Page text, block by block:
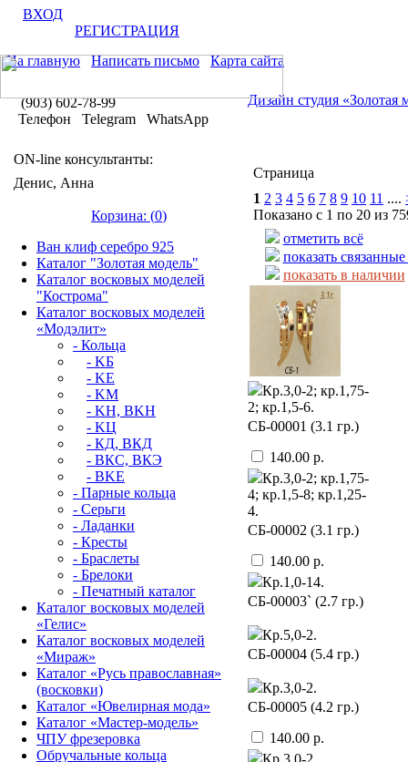
ВХОД
РЕГИСТРАЦИЯ
На главную
Написать письмо Карта сайта
(903) 602-78-99
Телефон Telegram WhatsApp
ON-line консультанты:
Денис, Анна
Корзина: (0)
Ван клиф серебро 925
Каталог "Золотая модель"
Каталог восковых моделей
"Кострома"
Каталог восковых моделей
«Модэлит»
- Кольца
- KБ
- KЕ
- KМ
- KН, BKН
- KЦ
- КД, ВКД
- ВКС, BКЭ
- BKЕ
- Парные кольца
- Серьги
- Ладанки
- Кресты
- Браслеты
- Брелоки
- Печатный каталог
Каталог восковых моделей
«Гелис»
Каталог восковых моделей
«Мираж»
Каталог «Русь православная»
(восковки)
Каталог «Ювелирная мода»
Каталог «Мастер-модель»
ЧПУ фрезеровка
Обручальные кольца
Дизайн студия «Золотая
Страница
1 2 3 4 5 6 7 8 9 10 11 ....
Показано с 1 по 20 из
отметить всё
показать
показать в наличии
Кр.3,0-2; кр.1,75-
2; кр.1,5-6.
CБ-00001 (3.1 гр.)
140.00 р.
Кр.3,0-2; кр.1,75-
4; кр.1,5-8; кр.1,25-
4.
CБ-00002 (3.1 гр.)
140.00 р.
Кр.1,0-14.
CБ-00003` (2.7 гр.)
Кр.5,0-2.
CБ-00004 (5.4 гр.)
Кр.3,0-2.
CБ-00005 (4.2 гр.)
140.00 р.
Кр.3,0-2.